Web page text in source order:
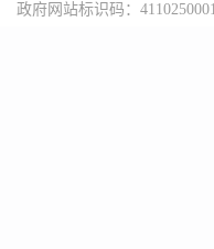
政府网站标识码：